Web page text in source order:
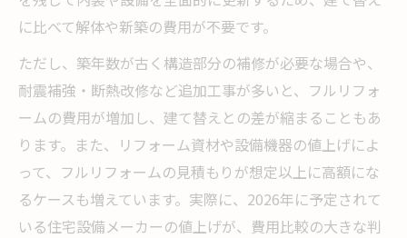
に比べて解体や新築の費用が不要です。
ただし、築年数が古く構造部分の補修が必要な場合や、
耐震補強・断熱改修など追加工事が多いと、フルリフォ
ームの費用が増加し、建て替えとの差が縮まることもあ
ります。また、リフォーム資材や設備機器の値上げによ
って、フルリフォームの見積もりが想定以上に高額にな
るケースも増えています。実際に、2026年に予定されて
いる住宅設備メーカーの値上げが、費用比較の大きな判